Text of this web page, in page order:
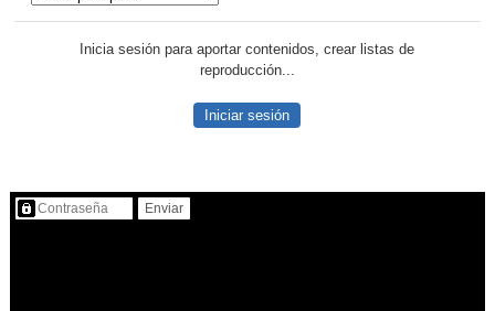
Inicia sesión para aportar contenidos, crear listas de
reproducción...
Iniciar sesión
Contenido protegido…